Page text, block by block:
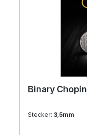
Binary Chopin
Stecker: 3,5mm